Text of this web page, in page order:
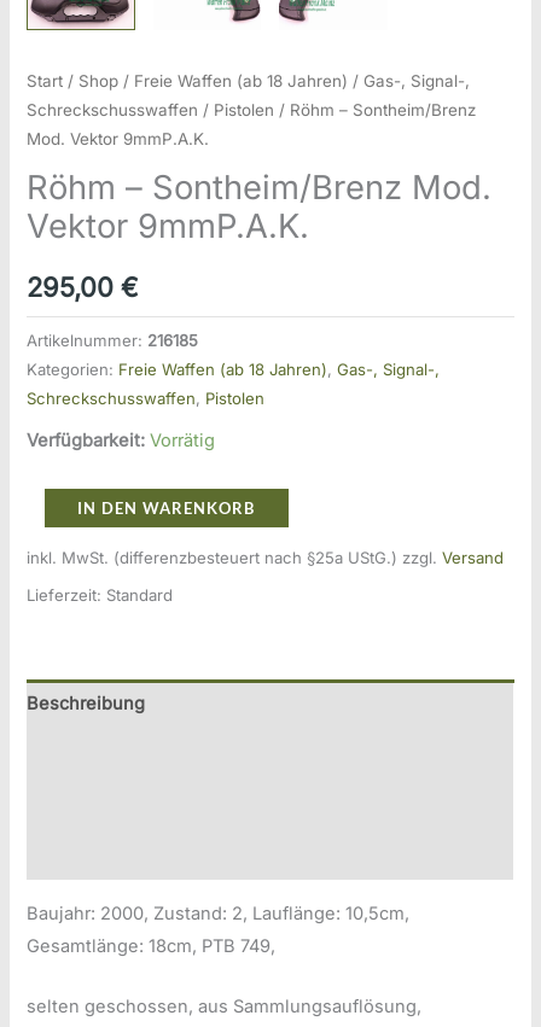
Start / Shop / Freie Waffen (ab 18 Jahren) / Gas-, Signal-,
Schreckschusswaffen / Pistolen / Röhm – Sontheim/Brenz
Mod. Vektor 9mmP.A.K.
Röhm – Sontheim/Brenz Mod.
Vektor 9mmP.A.K.
295,00€
Artikelnummer: 216185
Kategorien: Freie Waffen (ab 18 Jahren),Gas-, Signal-,
Schreckschusswaffen, Pistolen
Verfügbarkeit: Vorrätig
Sontheim/Brenz
Mod.
Menge
IN DEN WARENKORB
inkl. MwSt. (differenzbesteuert nach §25a UStG.) zzgl.Versand
Lieferzeit: Standard
Beschreibung
Baujahr: 2000, Zustand: 2, Lauflänge: 10,5cm,
Gesamtlänge: 18cm, PTB 749,
selten geschossen, aus Sammlungsauflösung,